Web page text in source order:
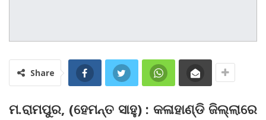
Share
ମ.ରାମପୁର, (ହେମନ୍ତ ସାହୁ) : କଳାହାଣ୍ଡି ଜିଲ୍ଲାରେ